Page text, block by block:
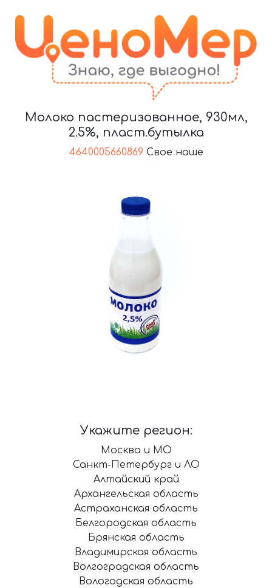
Молоко пастеризованное, 930мл,
2.5%, пласт.бутылка
4640005660869 Свое наше
Укажите регион:
Москва и МО
Санкт-Петербург и ЛО
Алтайский край
Архангельская область
Астраханская область
Белгородская область
Брянская область
Владимирская область
Волгоградская область
Вологодская область